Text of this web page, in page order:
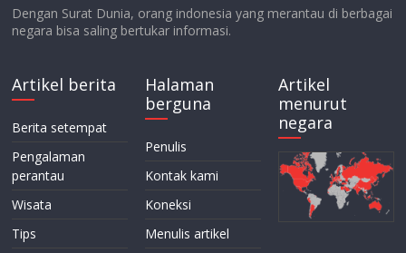
Dengan Surat Dunia, orang indonesia yang merantau di berbagai
negara bisa saling bertukar informasi.
Artikel berita
Berita setempat
Pengalaman
perantau
Wisata
Tips
Halaman
berguna
Penulis
Kontak kami
Koneksi
Menulis artikel
Artikel
menurut
negara